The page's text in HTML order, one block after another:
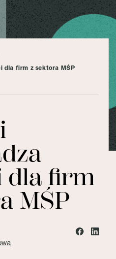
dla firm z sektora MŚP
dla firm
MŚP